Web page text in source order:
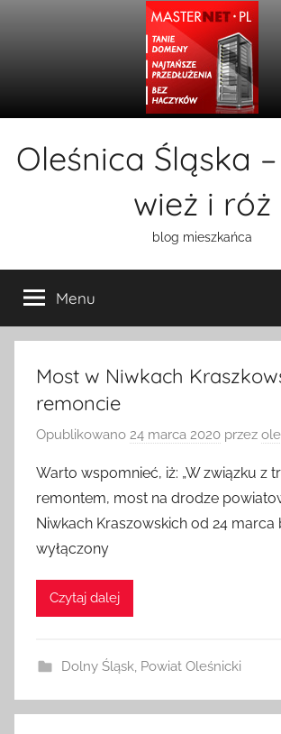
Oleśnica Śląska
wież i róż
blog mieszkańca
Menu
Most w Niwkach
remoncie
Opublikowano 24 marca 2020 przez
Warto wspomnieć, iż: „W związku z
remontem, most na drodze
Niwkach Kraszowskich od 24 marca
wyłączony
Czytaj dalej
Dolny Śląsk, Powiat Oleśnicki